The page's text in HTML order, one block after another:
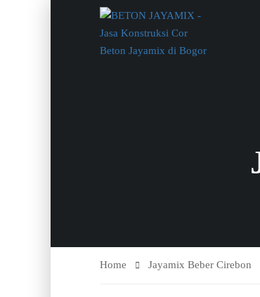
Home Jayamix Beber Cirebon